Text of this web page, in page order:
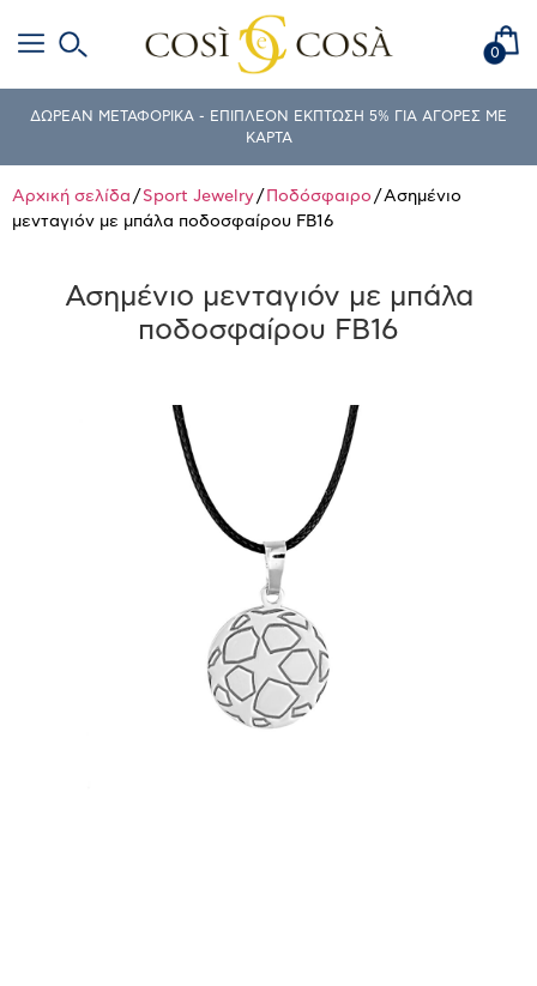
0
ΔΩΡΕΑΝ ΜΕΤΑΦΟΡΙΚΑ - ΕΠΙΠΛΕΟΝ ΕΚΠΤΩΣΗ 5% ΓΙΑ ΑΓΟΡΕΣ ΜΕ
ΚΑΡΤΑ
Αρχική σελίδα / Sport Jewelry/ Ποδόσφαιρο / Ασημένιο
μενταγιόν με μπάλα ποδοσφαίρου FB16
Ασημένιο μενταγιόν με μπάλα
ποδοσφαίρου FB16